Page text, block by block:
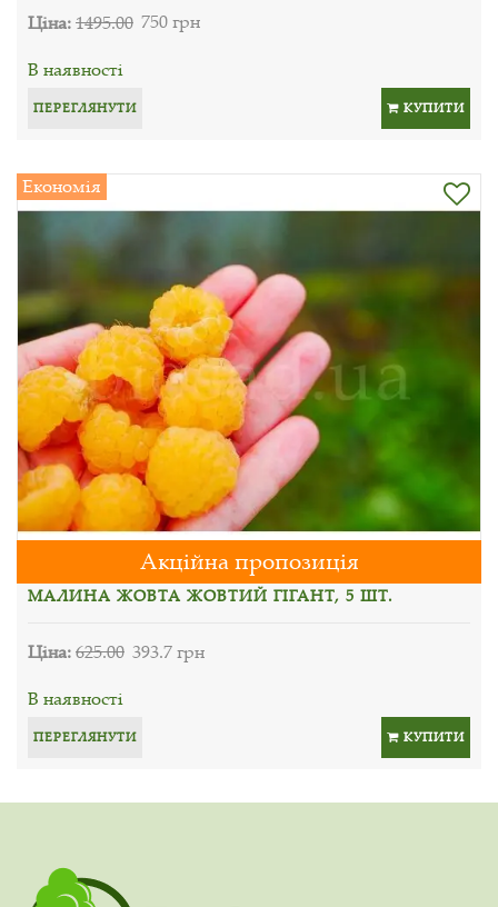
Ціна:1495.00 750 грн
В наявності
ПЕРЕГЛЯНУТИ КУПИТИ
Економія
Акційна пропозиція
МАЛИНА ЖОВТА ЖОВТИЙ ГІГАНТ, 5 ШТ.
Ціна:625.00 393.7 грн
В наявності
ПЕРЕГЛЯНУТИ КУПИТИ